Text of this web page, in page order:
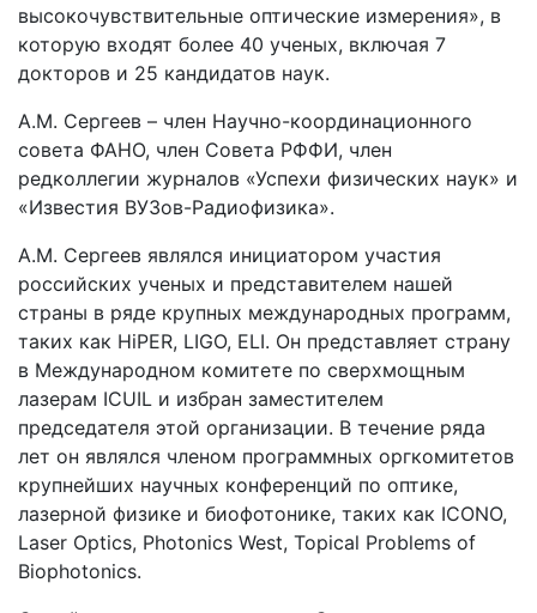
высокочувствительные оптические измерения», в
которую входят более 40 ученых, включая 7
докторов и 25 кандидатов наук.
А.М. Сергеев – член Научно-координационного
совета ФАНО, член Совета РФФИ, член
редколлегии журналов «Успехи физических наук» и
«Известия ВУЗов-Радиофизика».
А.М. Сергеев являлся инициатором участия
российских ученых и представителем нашей
страны в ряде крупных международных программ,
таких как HiPER, LIGO, ELI. Он представляет страну
в Международном комитете по сверхмощным
лазерам ICUIL и избран заместителем
председателя этой организации. В течение ряда
лет он являлся членом программных оргкомитетов
крупнейших научных конференций по оптике,
лазерной физике и биофотонике, таких как ICONO,
Laser Optics, Photonics West, Topical Problems of
Biophotonics.